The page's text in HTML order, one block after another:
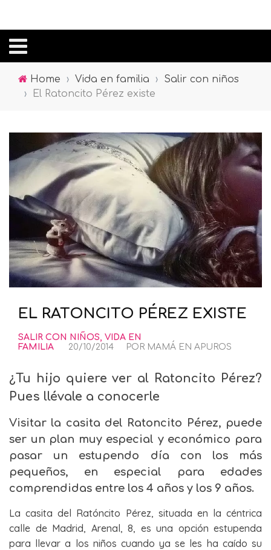
Home › Vida en familia ›
Salir con niños
›
El Ratoncito Pérez existe
EL RATONCITO PÉREZ EXISTE
SALIR CON NIÑOS VIDA EN
FAMILIA
20/10/2014 POR MAMÁ EN APUROS
¿Tu hijo quiere ver al Ratoncito Pérez?
Pues llévale a conocerle
Visitar la casita del Ratoncito Pérez, puede
ser un plan muy especial y económico para
pasar un estupendo día con los más
pequeños, en especial para edades
comprendidas entre los 4 años y los 9 años.
La casita del Ratóncito Pérez, situada en la céntrica
calle de Madrid, Arenal, 8, es una opción estupenda
para llevar a los niños cuando ya se les ha caído su